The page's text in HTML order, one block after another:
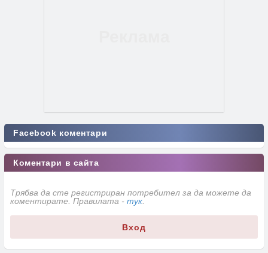
Facebook коментари
Коментари в сайта
Трябва да сте регистриран потребител за да можете да
коментирате. Правилата - тук
Вход